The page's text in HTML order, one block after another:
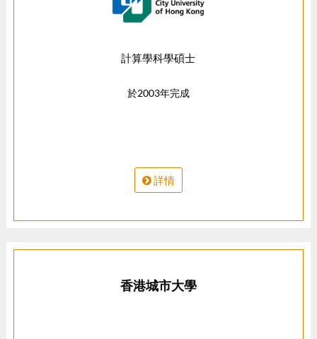
計算學科學碩士
於2003年完成
詳情
香港城市大學